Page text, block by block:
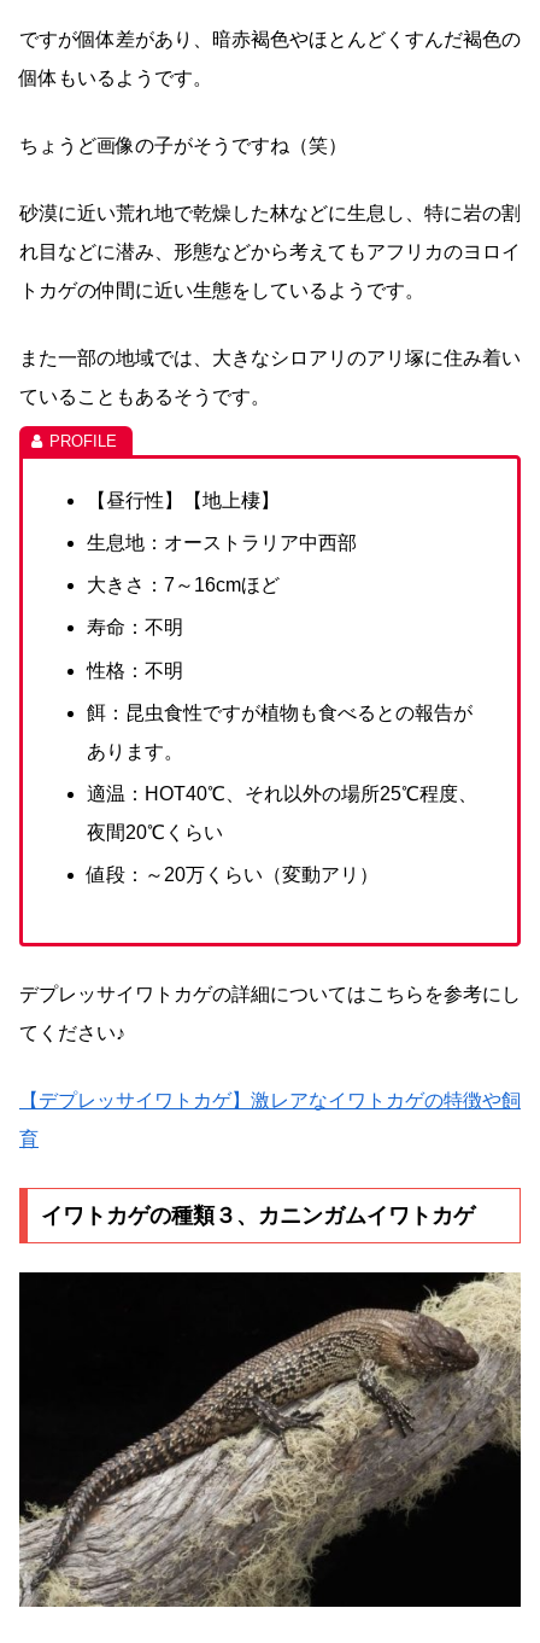
ですが個体差があり、暗赤褐色やほとんどくすんだ褐色の
個体もいるようです。
ちょうど画像の子がそうですね（笑）
砂漠に近い荒れ地で乾燥した林などに生息し、特に岩の割
れ目などに潜み、形態などから考えてもアフリカのヨロイ
トカゲの仲間に近い生態をしているようです。
また一部の地域では、大きなシロアリのアリ塚に住み着い
ていることもあるそうです。
【昼行性】【地上棲】
生息地：オーストラリア中西部
大きさ：7～16cmほど
寿命：不明
性格：不明
餌：昆虫食性ですが植物も食べるとの報告が
あります。
適温：HOT40℃、それ以外の場所25℃程度、
夜間20℃くらい
値段：～20万くらい（変動アリ）
デプレッサイワトカゲの詳細についてはこちらを参考にし
てください♪
【デプレッサイワトカゲ】激レアなイワトカゲの特徴や飼
育
イワトカゲの種類３、カニンガムイワトカゲ